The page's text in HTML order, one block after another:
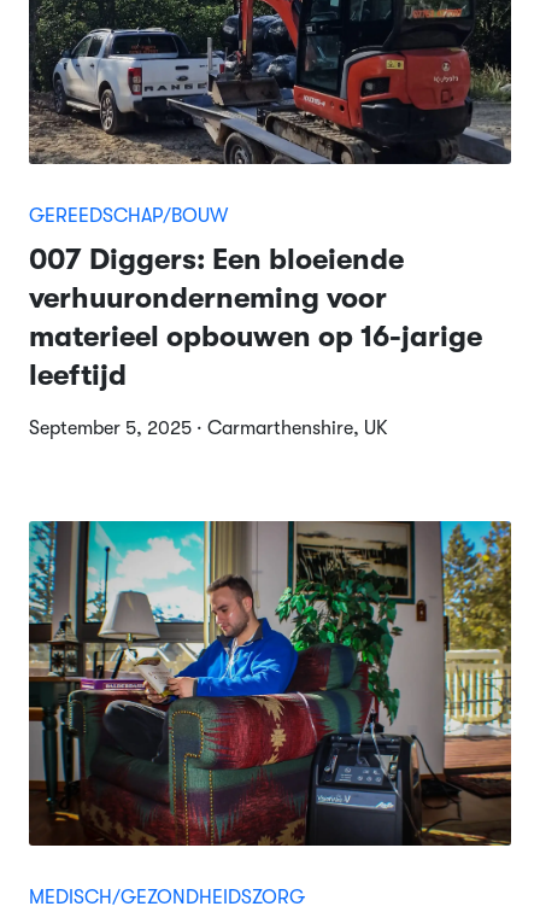
GEREEDSCHAP/BOUW
007 Diggers: Een bloeiende
verhuuronderneming voor
materieel opbouwen op 16-jarige
leeftijd
September 5, 2025 · Carmarthenshire, UK
MEDISCH/GEZONDHEIDSZORG